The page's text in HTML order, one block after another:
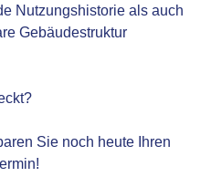
Nutzungshistorie als auch
Gebäudestruktur
Sie noch heute Ihren